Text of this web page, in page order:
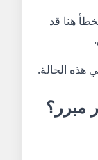
هنا قد
هذه الحالة.
مبرر؟